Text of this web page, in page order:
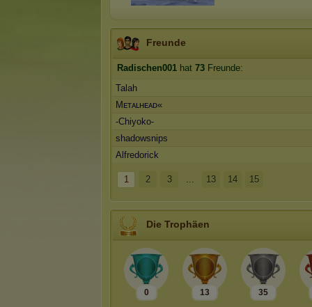
Freunde
Radischen001 hat 73 Freunde:
Talah
Mᴇᴛᴀʟʜᴇᴀᴅ«
-Chiyoko-
shadowsnips
Alfredorick
1 2 3 ... 13 14 15
Die Trophäen
0 13 35